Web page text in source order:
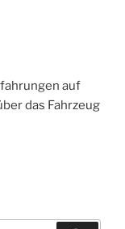
auf
das Fahrzeug